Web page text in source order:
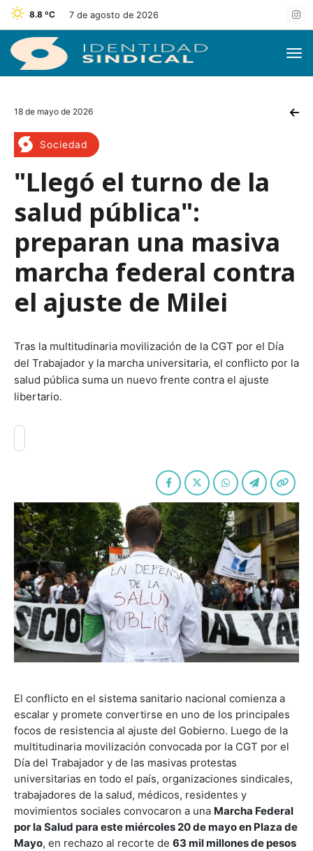
8.8 ºC 7 de agosto de 2026
18 de mayo de 2026
Sociedad
"Llegó el turno de la
salud pública":
preparan una masiva
marcha federal contra
el ajuste de Milei
Tras la multitudinaria movilización de la CGT por el Día
del Trabajador y la marcha universitaria, el conflicto por la
salud pública suma un nuevo frente contra el ajuste
libertario.
El conflicto en el sistema sanitario nacional comienza a
escalar y promete convertirse en uno de los principales
focos de resistencia al ajuste del Gobierno. Luego de la
multitudinaria movilización convocada por la CGT por el
Día del Trabajador y de las masivas protestas
universitarias en todo el país, organizaciones sindicales,
trabajadores de la salud, médicos, residentes y
movimientos sociales convocaron a una Marcha Federal
por la Salud para este miércoles 20 de mayo en Plaza de
Mayo, en rechazo al recorte de 63 mil millones de pesos